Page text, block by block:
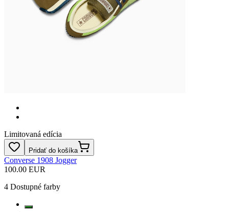
Limitovaná edícia
Pridať do košíka
Converse 1908 Jogger
100.00 EUR
4 Dostupné farby